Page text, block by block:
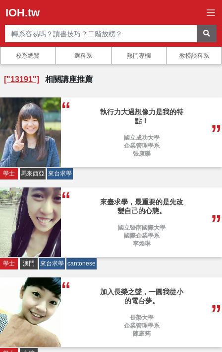
IOH.tw
校系總覽 選科系 熱門專欄 教授談科系
["13191"] 相關講座推薦
執行力大過想像力是我的特
點！
國立成功大學
企業管理學系
張康樂
學士 馬來西亞 來台求學
來臺求學，最重要的是先改
變自己的心態。
國立暨南國際大學
國際企業學系
李煥琳
學士 澳門 來台求學 cantonese
加入長榮之聲，一圓我從小
的電台夢。
長榮大學
企業管理學系
陳庭筠